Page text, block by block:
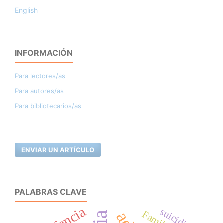
English
INFORMACIÓN
Para lectores/as
Para autores/as
Para bibliotecarios/as
ENVIAR UN ARTÍCULO
PALABRAS CLAVE